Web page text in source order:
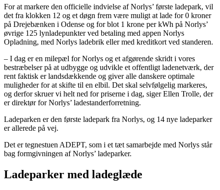
For at markere den officielle indvielse af Norlys’ første ladepark, vil
det fra klokken 12 og et døgn frem være muligt at lade for 0 kroner
på Drejebænken i Odense og for blot 1 krone per kWh på Norlys’
øvrige 125 lynladepunkter ved betaling med appen Norlys
Opladning, med Norlys ladebrik eller med kreditkort ved standeren.
– I dag er en milepæl for Norlys og et afgørende skridt i vores
bestræbelser på at udbygge og udvikle et offentligt ladenetværk, der
rent faktisk er landsdækkende og giver alle danskere optimale
muligheder for at skifte til en elbil. Det skal selvfølgelig markeres,
og derfor skruer vi helt ned for priserne i dag, siger Ellen Trolle, der
er direktør for Norlys’ ladestanderforretning.
Ladeparken er den første ladepark fra Norlys, og 14 nye ladeparker
er allerede på vej.
Det er tegnestuen ADEPT, som i et tæt samarbejde med Norlys står
bag formgivningen af Norlys’ ladeparker.
Ladeparker med ladeglæde